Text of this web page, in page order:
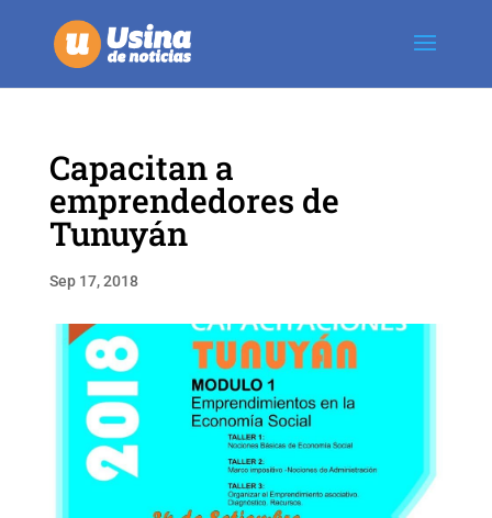
Capacitan a
emprendedores de
Tunuyán
Sep 17, 2018